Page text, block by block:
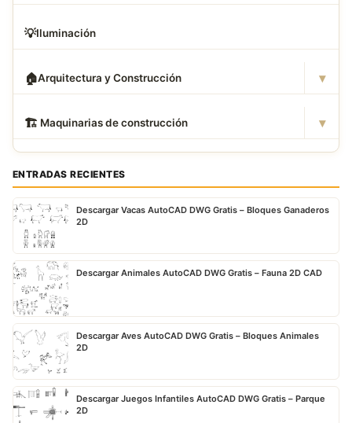
💡Iluminación
🏠Arquitectura y Construcción ▾
🏗 ️ Maquinarias de construcción ▾
ENTRADAS RECIENTES
Descargar Vacas AutoCAD DWG Gratis – Bloques Ganaderos
2D
Descargar Animales AutoCAD DWG Gratis – Fauna 2D CAD
Descargar Aves AutoCAD DWG Gratis – Bloques Animales
2D
Descargar Juegos Infantiles AutoCAD DWG Gratis – Parque
2D